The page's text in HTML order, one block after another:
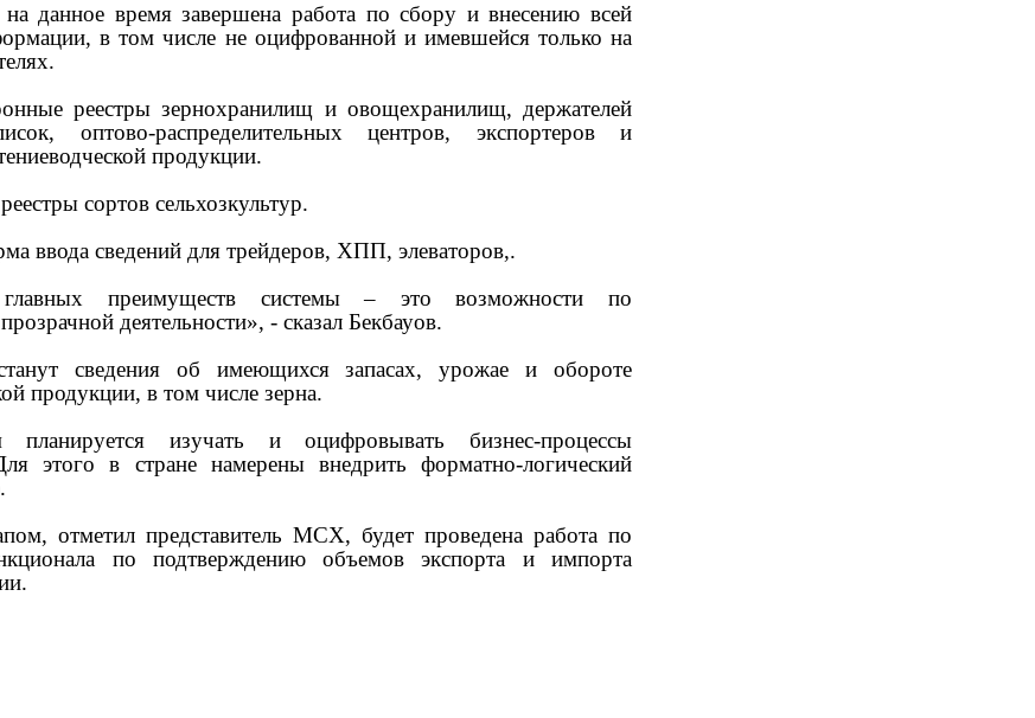
данное время завершена работа по сбору и внесению всей
в том числе не оцифрованной и имевшейся только на
реестры зернохранилищ и овощехранилищ, держателей
оптово-распределительных центров, экспортеров и
продукции.
сортов сельхозкультур.
ввода сведений для трейдеров, ХПП, элеваторов,.
преимуществ системы – это возможности по
деятельности», - сказал Бекбауов.
сведения об имеющихся запасах, урожае и обороте
продукции, в том числе зерна.
изучать и оцифровывать бизнес-процессы
этого в стране намерены внедрить форматно-логический
отметил представитель МСХ, будет проведена работа по
по подтверждению объемов экспорта и импорта